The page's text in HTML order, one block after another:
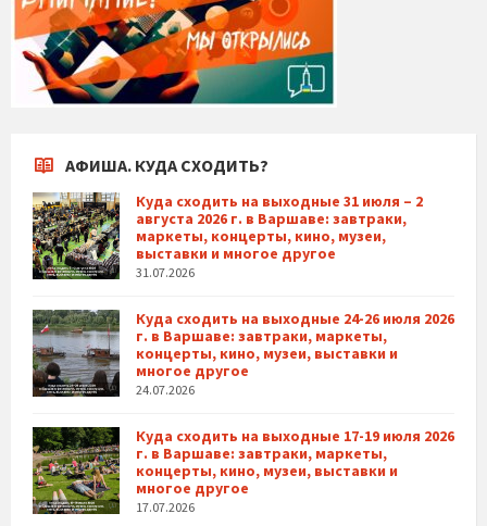
АФИША. КУДА СХОДИТЬ?
Куда сходить на выходные 31 июля – 2
августа 2026 г. в Варшаве: завтраки,
маркеты, концерты, кино, музеи,
выставки и многое другое
31.07.2026
Куда сходить на выходные 24-26 июля 2026
г. в Варшаве: завтраки, маркеты,
концерты, кино, музеи, выставки и
многое другое
24.07.2026
Куда сходить на выходные 17-19 июля 2026
г. в Варшаве: завтраки, маркеты,
концерты, кино, музеи, выставки и
многое другое
17.07.2026